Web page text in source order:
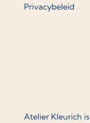
Privacybeleid
Atelier Kleurich